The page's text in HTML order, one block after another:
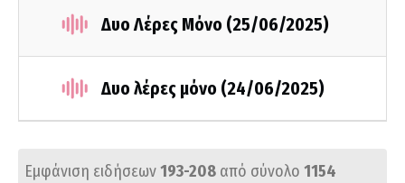
Δυο Λέρες Μόνο (25/06/2025)
Δυο λέρες μόνο (24/06/2025)
Εμφάνιση ειδήσεων193-208 από σύνολο 1154